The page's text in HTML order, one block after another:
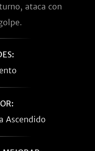
ataca con
Ascendido